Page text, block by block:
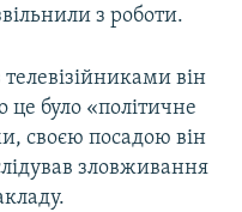
з роботи.
він
було «політичне
своєю посадою він
зловживання